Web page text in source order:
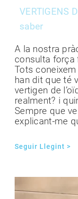
VERTIGENS
saber
A la nostra
consulta força
Tots
han dit que té
vertigen de
realment? i
Sempre que
explicant-me
Seguir Llegint >